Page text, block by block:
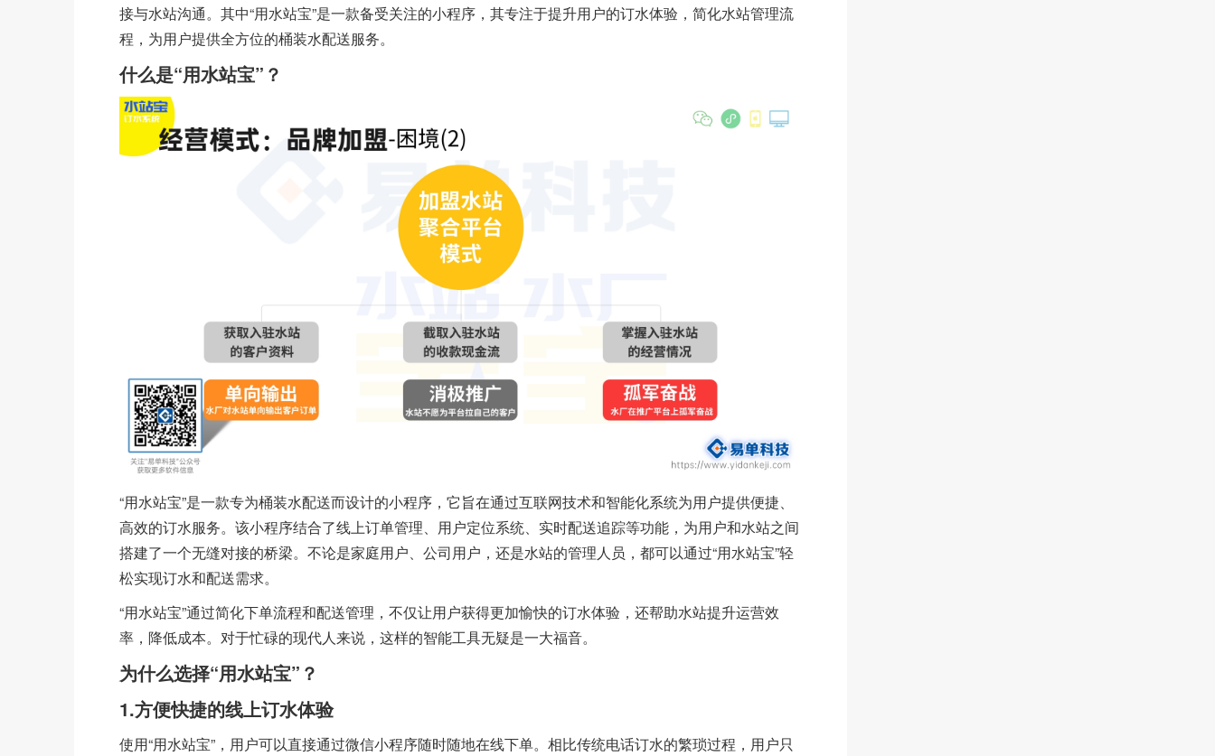
接与水站沟通。其中“用水站宝”是一款备受关注的小程序，其专注于提升用户的订水体验，简化水站管理流
程，为用户提供全方位的桶装水配送服务。
什么是“用水站宝”？
“用水站宝”是一款专为桶装水配送而设计的小程序，它旨在通过互联网技术和智能化系统为用户提供便捷、
高效的订水服务。该小程序结合了线上订单管理、用户定位系统、实时配送追踪等功能，为用户和水站之间
搭建了一个无缝对接的桥梁。不论是家庭用户、公司用户，还是水站的管理人员，都可以通过“用水站宝”轻
松实现订水和配送需求。
“用水站宝”通过简化下单流程和配送管理，不仅让用户获得更加愉快的订水体验，还帮助水站提升运营效
率，降低成本。对于忙碌的现代人来说，这样的智能工具无疑是一大福音。
为什么选择“用水站宝”？
1.方便快捷的线上订水体验
使用“用水站宝”，用户可以直接通过微信小程序随时随地在线下单。相比传统电话订水的繁琐过程，用户只